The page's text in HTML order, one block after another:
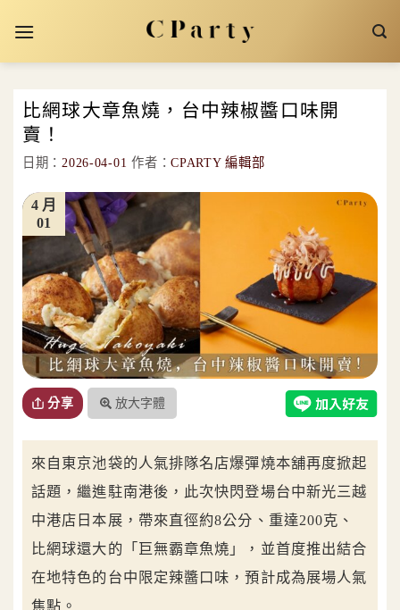
比網球大章魚燒，台中辣椒醬口味開
賣！
日期：2026-04-01 作者：CPARTY 編輯部
01
4 月
分享 放大字體
來自東京池袋的人氣排隊名店爆彈燒本舖再度掀起
話題，繼進駐南港後，此次快閃登場台中新光三越
中港店日本展，帶來直徑約8公分、重達200克、
比網球還大的「巨無霸章魚燒」，並首度推出結合
在地特色的台中限定辣醬口味，預計成為展場人氣
焦點。